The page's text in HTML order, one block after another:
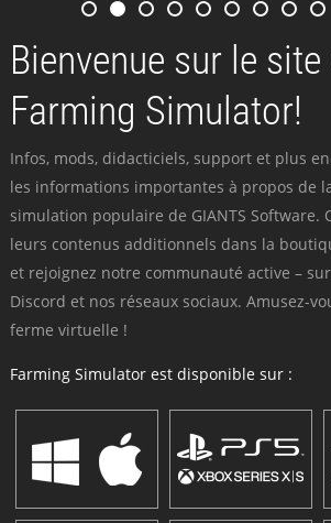
Bienvenue sur le
Farming Simulator!
Infos, mods, didacticiels, support et plus
les informations importantes à propos de
simulation populaire de GIANTS Software.
leurs contenus additionnels dans la
et rejoignez notre communauté active –
Discord et nos réseaux sociaux. Amusez-
ferme virtuelle !
Farming Simulator est disponible sur :